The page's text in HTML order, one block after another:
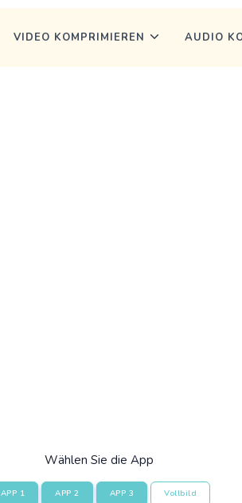
VIDEO KOMPRIMIEREN AUDIO
Wählen Sie die App
APP 1 APP 2 APP 3 Vollbild